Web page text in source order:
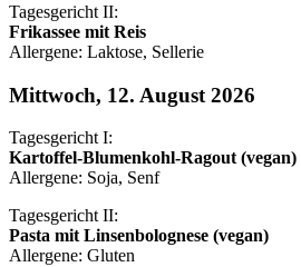
Tagesgericht II:
Frikassee mit Reis
Allergene: Laktose, Sellerie
Mittwoch, 12. August 2026
Tagesgericht I:
Kartoffel-Blumenkohl-Ragout (vegan)
Allergene: Soja, Senf
Tagesgericht II:
Pasta mit Linsenbolognese (vegan)
Allergene: Gluten